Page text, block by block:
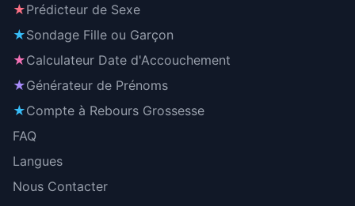
★Prédicteur de Sexe
★Sondage Fille ou Garçon
★Calculateur Date d'Accouchement
★Générateur de Prénoms
★Compte à Rebours Grossesse
FAQ
Langues
Nous Contacter